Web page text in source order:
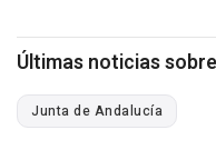
Últimas noticias
Junta de Andalucía